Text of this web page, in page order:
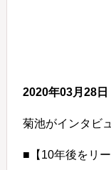
2020年03月28
菊池がインタビ
■【10年後をリ